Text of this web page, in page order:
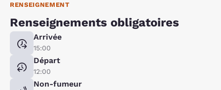
RENSEIGNEMENT
Renseignements obligatoires
Arrivée
15:00
Départ
12:00
Non-fumeur